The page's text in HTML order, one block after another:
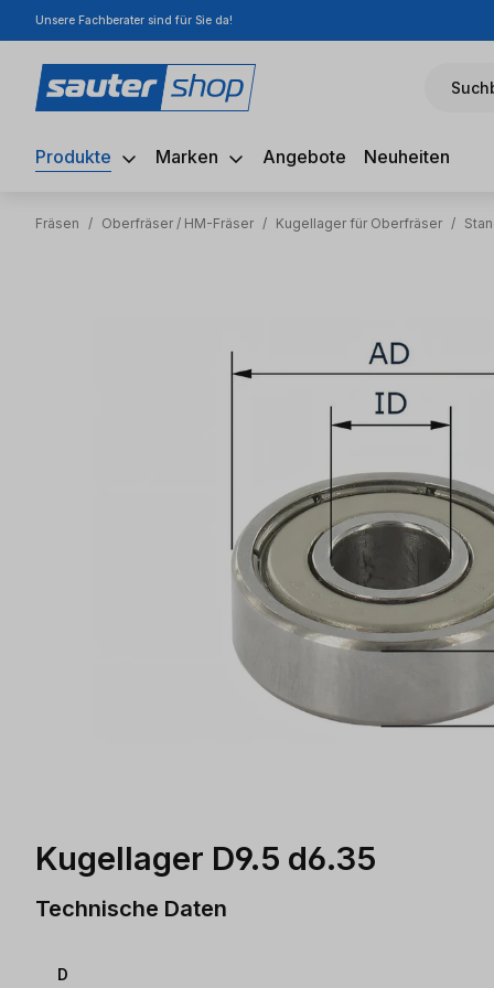
Hauptinhalt springen
Zur Suche springen
Zur Hauptnavigation springen
Unsere Fachberater sind für Sie da!
Produkte Marken Angebote Neuheiten
Fräsen / Oberfräser / HM-Fräser / Kugellager für Oberfräser /
Kugellager D9.5 d6.35
Technische Daten
D